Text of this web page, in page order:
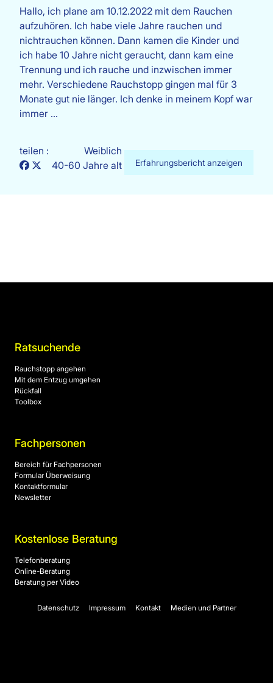
Hallo, ich plane am 10.12.2022 mit dem Rauchen
aufzuhören. Ich habe viele Jahre rauchen und
nichtrauchen können. Dann kamen die Kinder und
ich habe 10 Jahre nicht geraucht, dann kam eine
Trennung und ich rauche und inzwischen immer
mehr. Verschiedene Rauchstopp gingen mal für 3
Monate gut nie länger. Ich denke in meinem Kopf war
immer …
teilen :
Erfahrungsbericht anzeigen
Weiblich
40-60 Jahre alt
Ratsuchende
Rauchstopp angehen
Mit dem Entzug umgehen
Rückfall
Toolbox
Fachpersonen
Bereich für Fachpersonen
Formular Überweisung
Kontaktformular
Newsletter
Kostenlose Beratung
Telefonberatung
Online-Beratung
Beratung per Video
Datenschutz Impressum Kontakt Medien und Partner